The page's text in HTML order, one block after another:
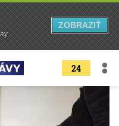
24
ZOBRAZIŤ